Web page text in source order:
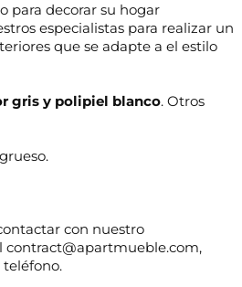
para decorar su hogar
especialistas para realizar un
que se adapte a el estilo
gris y polipiel blanco. Otros
con nuestro